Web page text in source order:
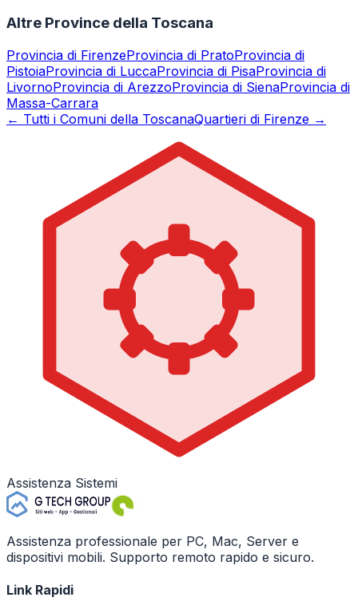
Altre Province della Toscana
Provincia di FirenzeProvincia di PratoProvincia di
PistoiaProvincia di LuccaProvincia di PisaProvincia di
LivornoProvincia di ArezzoProvincia di SienaProvincia di
Massa-Carrara
← Tutti i Comuni della ToscanaQuartieri di Firenze →
Assistenza Sistemi
Assistenza professionale per PC, Mac, Server e
dispositivi mobili. Supporto remoto rapido e sicuro.
Link Rapidi